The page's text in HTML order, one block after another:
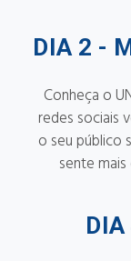
DIA 2 -
Conheça o
redes sociais
o seu público
sente
DIA